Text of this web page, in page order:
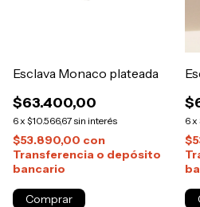
Esclava Monaco plateada
$63.400,00
6 x $10.566,67sin interés
$53.890,00 con
Transferencia o depósito
bancario
6 x